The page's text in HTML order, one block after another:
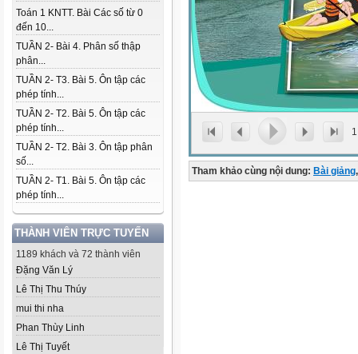
Toán 1 KNTT. Bài Các số từ 0
đến 10...
TUẦN 2- Bài 4. Phân số thập
phân...
TUẦN 2- T3. Bài 5. Ôn tập các
phép tính...
TUẦN 2- T2. Bài 5. Ôn tập các
phép tính...
TUẦN 2- T2. Bài 3. Ôn tập phân
số...
TUẦN 2- T1. Bài 5. Ôn tập các
phép tính...
THÀNH VIÊN TRỰC TUYẾN
1189 khách và 72 thành viên
Đặng Văn Lý
Lê Thị Thu Thúy
mui thi nha
Phan Thùy Linh
Lê Thị Tuyết
1
Tham khảo cùng nội dung: Bài giảng,